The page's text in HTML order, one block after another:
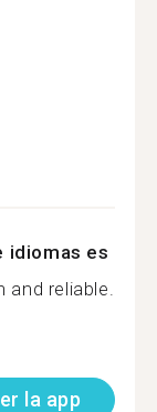
idiomas es
and reliable.
la app